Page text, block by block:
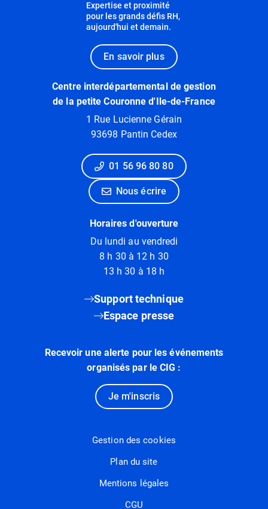
Expertise et proximité
pour les grands défis RH,
aujourd'hui et demain.
En savoir plus
Centre interdépartemental de gestion
de la petite Couronne d'Ile-de-France
1 Rue Lucienne Gérain
93698 Pantin Cedex
01 56 96 80 80
Nous écrire
Horaires d'ouverture
Du lundi au vendredi
8 h 30 à 12 h 30
13 h 30 à 18 h
Support technique
Espace presse
Recevoir une alerte pour les événements
organisés par le CIG :
Je m'inscris
Gestion des cookies
Plan du site
Mentions légales
CGU